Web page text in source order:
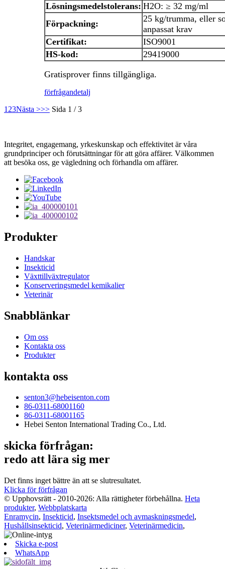
Lösningsmedelstolerans: H2O: ≥ 32 mg/ml
Förpackning:
25 kg/trumma, eller
anpassat krav
Certifikat:
ISO9001
HS-kod:
29419000
Gratisprover finns tillgängliga.
förfrågandetalj
1 23Nästa >>> Sida 1 / 3
Integritet, engagemang, yrkeskunskap och effektivitet är våra
grundprinciper och förutsättningar för att göra affärer. Välkommen
att besöka oss, ge vägledning och förhandla om affärer.
Produkter
Handskar
Insekticid
Växttillväxtregulator
Konserveringsmedel kemikalier
Veterinär
Snabblänkar
Om oss
Kontakta oss
Produkter
kontakta oss
senton3@hebeisenton.com
86-0311-68001160
86-0311-68001165
Hebei Senton International Trading Co., Ltd.
skicka förfrågan:
redo att lära sig mer
Det finns inget bättre än att se slutresultatet.
Klicka för förfrågan
© Upphovsrätt - 2010-2026: Alla rättigheter förbehållna. Heta
produkter, Webbplatskarta
Enramycin, Insekticid, Insektsmedel och avmaskningsmedel,
Hushållsinsekticid, Veterinärmediciner, Veterinärmedicin,
Skicka e-post
WhatsApp